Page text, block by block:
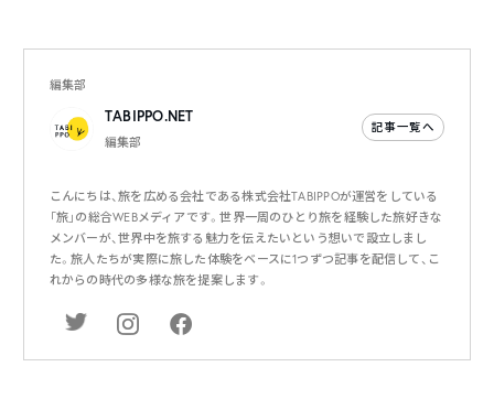
編集部
TABIPPO.NET
編集部
記事一覧へ
こんにちは、旅を広める会社である株式会社TABIPPOが運営をしている
「旅」の総合WEBメディアです。世界一周のひとり旅を経験した旅好きな
メンバーが、世界中を旅する魅力を伝えたいという想いで設立しまし
た。旅人たちが実際に旅した体験をベースに1つずつ記事を配信して、こ
れからの時代の多様な旅を提案します。